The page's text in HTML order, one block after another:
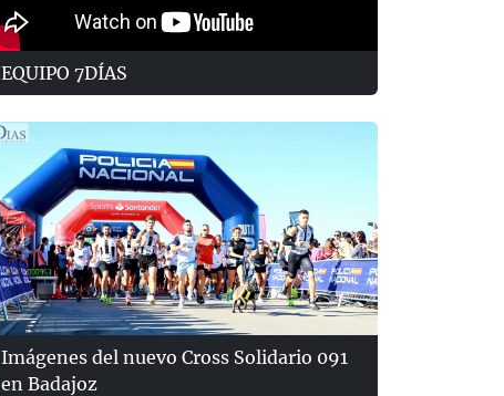
EQUIPO 7DÍAS
Imágenes del nuevo Cross Solidario 091
en Badajoz